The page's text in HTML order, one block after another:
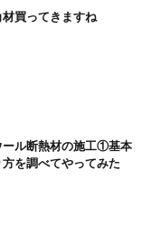
買ってきますね
ール断熱材の施工①基本
方を調べてやってみた